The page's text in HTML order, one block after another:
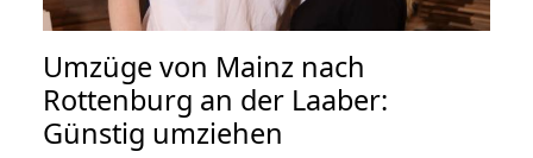
Umzüge von Mainz nach
Rottenburg an der Laaber:
Günstig umziehen